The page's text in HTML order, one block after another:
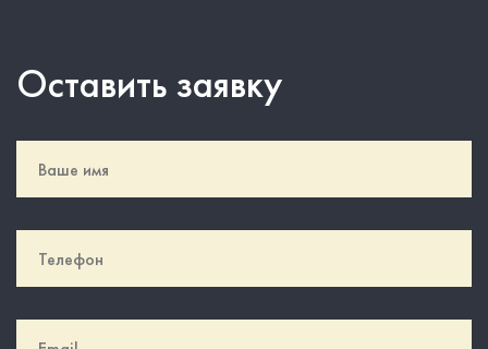
Оставить заявку